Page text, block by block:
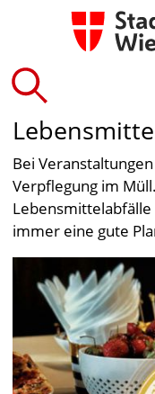
Bei
Verpflegung im
immer eine gute